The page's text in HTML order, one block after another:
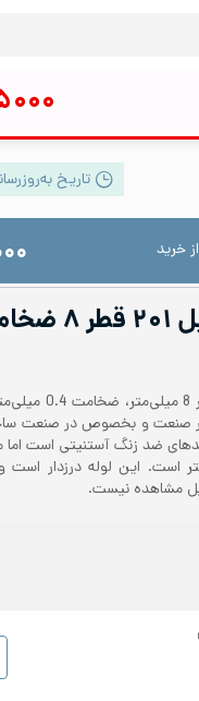
تاریخ
خرید
لوله استیل 201
صنعت و بخصوص در صنعت
201 یکی از گریدهای ضد زنگ آستنیتی
مانند 316 و 304 کمتر است. این لوله
مشاهده نیست.